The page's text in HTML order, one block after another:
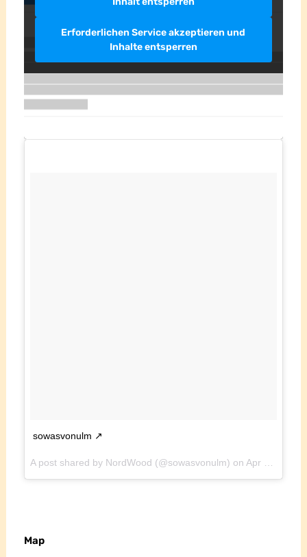
Erforderlichen Service akzeptieren und
Inhalte entsperren
sowasvonulm
A post shared by NordWood (@sowasvonulm) on Apr 18, 2017 at 10:39am PDT
Map